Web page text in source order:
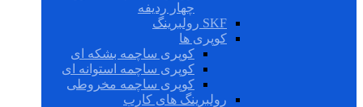
چهار ردیفه
SKF رولبرینگ
کوپری ها
کوپری ساچمه بشکه ای
کوپری ساچمه استوانه ای
کوپری ساچمه مخروطی
رولبرینگ های کارب